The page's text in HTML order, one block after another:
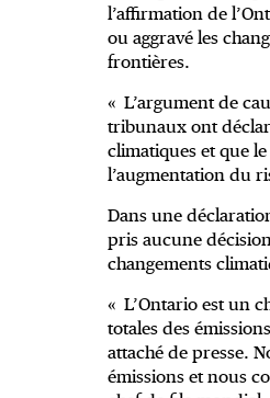
l’affirmation de
ou aggravé les
frontières.
« L’argument de
tribunaux ont
climatiques et que
l’augmentation du
Dans une
pris aucune
changements
« L’Ontario est un
totales des
attaché de presse.
émissions et nous